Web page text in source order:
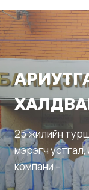
25 жилийн
мэрэгч устгал,
компани –